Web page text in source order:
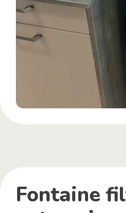
Fontaine